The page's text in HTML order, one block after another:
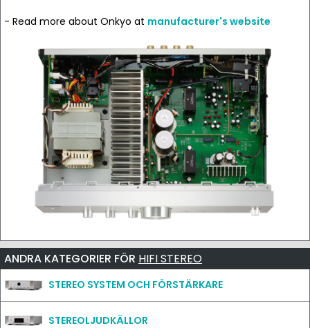
- Read more about Onkyo at manufacturer's website
ANDRA KATEGORIER FÖR HIFI STEREO
STEREO SYSTEM OCH FÖRSTÄRKARE
STEREOLJUDKÄLLOR